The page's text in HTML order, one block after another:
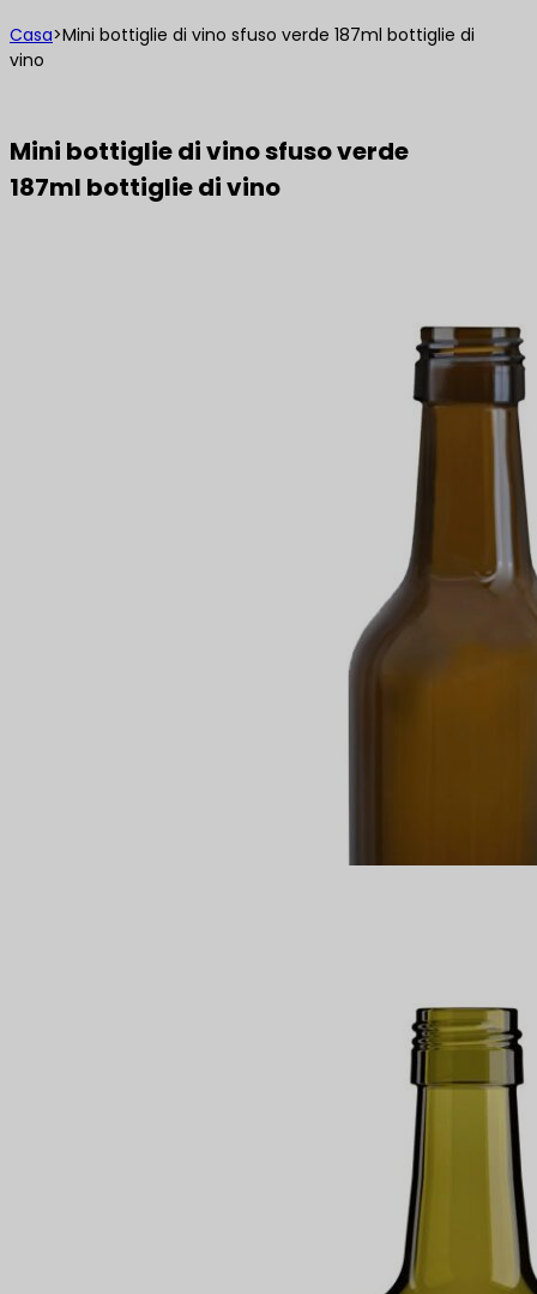
Casa>Mini bottiglie di vino sfuso verde 187ml bottiglie di
vino
Mini bottiglie di vino sfuso verde
187ml bottiglie di vino